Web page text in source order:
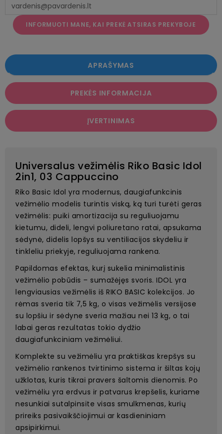
INFORMUOTI MANE, KAI PREKĖ ATSIRAS PREKYBOJE
APRAŠYMAS
PREKĖS INFORMACIJA
ĮVERTINIMAS
Universalus vežimėlis Riko Basic Idol
2in1, 03 Cappuccino
Riko Basic Idol yra modernus, daugiafunkcinis
vežimėlio modelis turintis viską, ką turi turėti geras
vežimėlis: puiki amortizacija su reguliuojamu
kietumu, dideli, lengvi poliuretano ratai, apsukama
sėdynė, didelis lopšys su ventiliacijos skydeliu ir
tinkleliu priekyje, reguliuojama rankena.
Papildomas efektas, kurį sukelia minimalistinis
vežimėlio pobūdis – sumažėjęs svoris. IDOL yra
lengviausias vežimėlis iš RIKO BASIC kolekcijos. Jo
rėmas sveria tik 7,5 kg, o visas vežimėlis versijose
su lopšiu ir sėdyne sveria mažiau nei 13 kg, o tai
labai geras rezultatas tokio dydžio
daugiafunkciniam vežimėliui.
Komplekte su vežimėliu yra praktiškas krepšys su
vežimėlio rankenos tvirtinimo sistema ir šiltas kojų
užklotas, kuris tikrai pravers šaltomis dienomis. Po
vežimėliu yra erdvus ir patvarus krepšelis, kuriame
nesunkiai sutalpinsite visas smulkmenas, kurių
prireiks pasivaikščiojimui ar kasdieniniam
apsipirkimui.